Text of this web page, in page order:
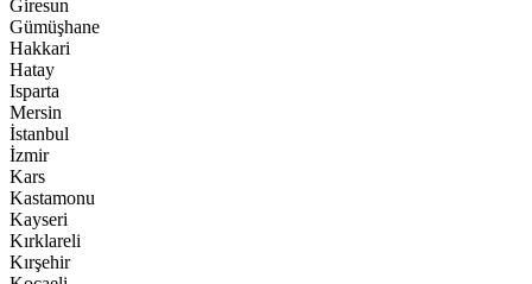
Giresun
Gümüşhane
Hakkari
Hatay
Isparta
Mersin
İstanbul
İzmir
Kars
Kastamonu
Kayseri
Kırklareli
Kırşehir